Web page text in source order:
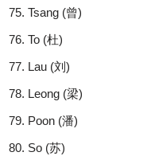
Tsang (曾)
To (杜)
Lau (刘)
Leong (梁)
Poon (潘)
So (苏)